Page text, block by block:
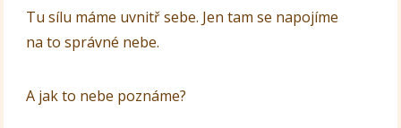
Tu sílu máme uvnitř sebe. Jen tam se napojíme
na to správné nebe.
A jak to nebe poznáme?